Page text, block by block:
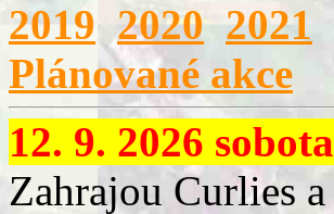
2019 2020 2021
Plánované akce
12. 9. 2026
Zahrajou Curlies